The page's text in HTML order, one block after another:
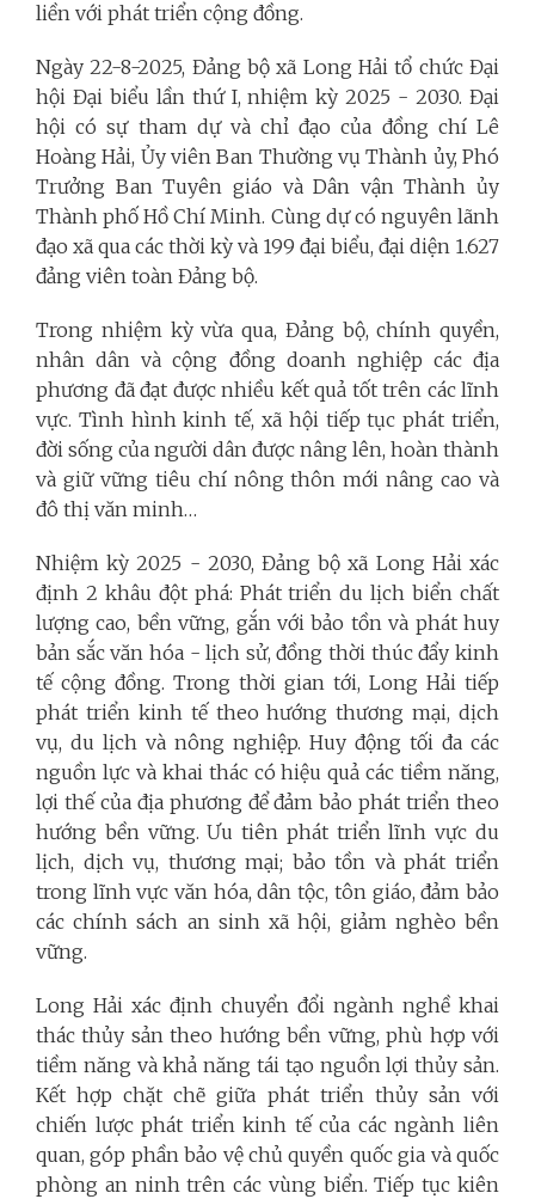
liền với phát triển cộng đồng.
Ngày 22-8-2025, Đảng bộ xã Long Hải tổ chức Đại
hội Đại biểu lần thứ I, nhiệm kỳ 2025 - 2030. Đại
hội có sự tham dự và chỉ đạo của đồng chí Lê
Hoàng Hải, Ủy viên Ban Thường vụ Thành ủy, Phó
Trưởng Ban Tuyên giáo và Dân vận Thành ủy
Thành phố Hồ Chí Minh. Cùng dự có nguyên lãnh
đạo xã qua các thời kỳ và 199 đại biểu, đại diện 1.627
đảng viên toàn Đảng bộ.
Trong nhiệm kỳ vừa qua, Đảng bộ, chính quyền,
nhân dân và cộng đồng doanh nghiệp các địa
phương đã đạt được nhiều kết quả tốt trên các lĩnh
vực. Tình hình kinh tế, xã hội tiếp tục phát triển,
đời sống của người dân được nâng lên, hoàn thành
và giữ vững tiêu chí nông thôn mới nâng cao và
đô thị văn minh…
Nhiệm kỳ 2025 - 2030, Đảng bộ xã Long Hải xác
định 2 khâu đột phá: Phát triển du lịch biển chất
lượng cao, bền vững, gắn với bảo tồn và phát huy
bản sắc văn hóa - lịch sử, đồng thời thúc đẩy kinh
tế cộng đồng. Trong thời gian tới, Long Hải tiếp
phát triển kinh tế theo hướng thương mại, dịch
vụ, du lịch và nông nghiệp. Huy động tối đa các
nguồn lực và khai thác có hiệu quả các tiềm năng,
lợi thế của địa phương để đảm bảo phát triển theo
hướng bền vững. Ưu tiên phát triển lĩnh vực du
lịch, dịch vụ, thương mại; bảo tồn và phát triển
trong lĩnh vực văn hóa, dân tộc, tôn giáo, đảm bảo
các chính sách an sinh xã hội, giảm nghèo bền
vững.
Long Hải xác định chuyển đổi ngành nghề khai
thác thủy sản theo hướng bền vững, phù hợp với
tiềm năng và khả năng tái tạo nguồn lợi thủy sản.
Kết hợp chặt chẽ giữa phát triển thủy sản với
chiến lược phát triển kinh tế của các ngành liên
quan, góp phần bảo vệ chủ quyền quốc gia và quốc
phòng an ninh trên các vùng biển. Tiếp tục kiên